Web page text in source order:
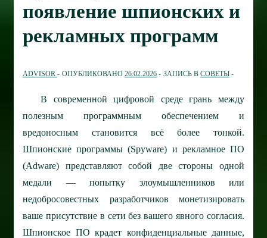
появление шпионских и
рекламных программ
ADVISOR ОПУБЛИКОВАНО 26.02.2026 ЗАПИСЬ В СОВЕТЫ
В современной цифровой среде грань между
полезным программным обеспечением и
вредоносным становится всё более тонкой.
Шпионские программы (Spyware) и рекламное ПО
(Adware) представляют собой две стороны одной
медали — попытку злоумышленников или
недобросовестных разработчиков монетизировать
ваше присутствие в сети без вашего явного согласия.
Шпионское ПО крадет конфиденциальные данные,